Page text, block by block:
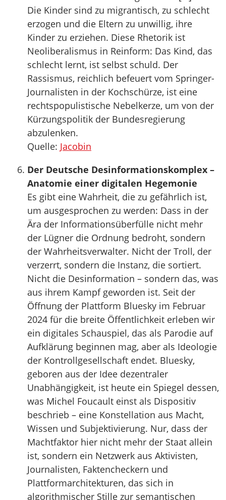
Die Kinder sind zu migrantisch, zu schlecht
erzogen und die Eltern zu unwillig, ihre
Kinder zu erziehen. Diese Rhetorik ist
Neoliberalismus in Reinform: Das Kind, das
schlecht lernt, ist selbst schuld. Der
Rassismus, reichlich befeuert vom Springer-
Journalisten in der Kochschürze, ist eine
rechtspopulistische Nebelkerze, um von der
Kürzungspolitik der Bundesregierung
abzulenken.
Quelle: Jacobin
Der Deutsche Desinformationskomplex –
Anatomie einer digitalen Hegemonie
Es gibt eine Wahrheit, die zu gefährlich ist,
um ausgesprochen zu werden: Dass in der
Ära der Informationsüberfülle nicht mehr
der Lügner die Ordnung bedroht, sondern
der Wahrheitsverwalter. Nicht der Troll, der
verzerrt, sondern die Instanz, die sortiert.
Nicht die Desinformation – sondern das, was
aus ihrem Kampf geworden ist. Seit der
Öffnung der Plattform Bluesky im Februar
2024 für die breite Öffentlichkeit erleben wir
ein digitales Schauspiel, das als Parodie auf
Aufklärung beginnen mag, aber als Ideologie
der Kontrollgesellschaft endet. Bluesky,
geboren aus der Idee dezentraler
Unabhängigkeit, ist heute ein Spiegel dessen,
was Michel Foucault einst als Dispositiv
beschrieb – eine Konstellation aus Macht,
Wissen und Subjektivierung. Nur, dass der
Machtfaktor hier nicht mehr der Staat allein
ist, sondern ein Netzwerk aus Aktivisten,
Journalisten, Faktencheckern und
Plattformarchitekturen, das sich in
algorithmischer Stille zur semantischen